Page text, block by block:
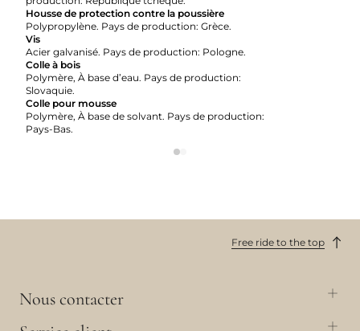
Housse de protection contre la poussière
Polypropylène. Pays de production: Grèce.
Vis
Acier galvanisé. Pays de production: Pologne.
Colle à bois
Polymère, À base d’eau. Pays de production:
Slovaquie.
Colle pour mousse
Polymère, À base de solvant. Pays de production:
Pays-Bas.
Free ride to the top
Nous contacter